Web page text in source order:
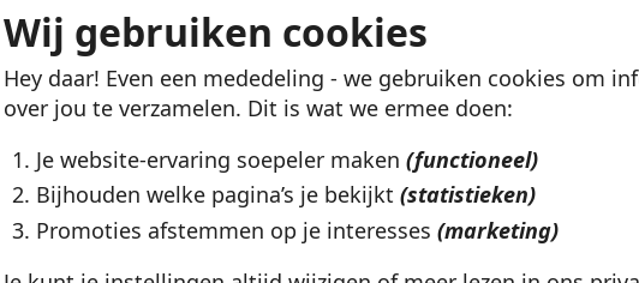
Wij gebruiken cookies
Hey daar! Even een mededeling - we gebruiken cookies om
over jou te verzamelen. Dit is wat we ermee doen:
Je website-ervaring soepeler maken (functioneel)
Bijhouden welke pagina’s je bekijkt (statistieken)
Promoties afstemmen op je interesses (marketing)
of Google Cloud) en eventueel
learning
van AI, cloud of data — zoals
of een vergelijkbare
pluspunt
je legt
uit aan directeuren,
zonder technische